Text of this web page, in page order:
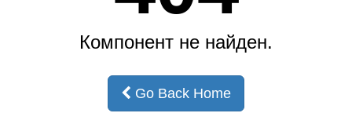
Компонент не найден.
Go Back Home